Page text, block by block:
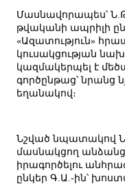
Մասնավորապես՝
թվականի ապրիլի
«Ազատություն»
կուսակցության
կազմակերպել է
գործընթաց՝ նրանց
եղանակով։
Նշված նպատակով
մասնակցող անձանց
իրագործելու
ընկեր Գ.Ա.-ին՝